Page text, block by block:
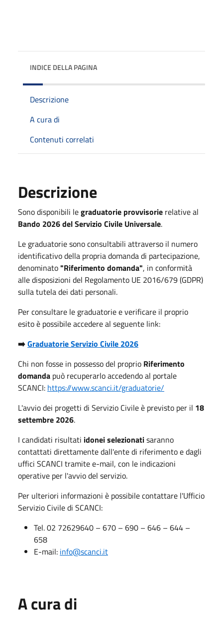
INDICE DELLA PAGINA
Descrizione
A cura di
Contenuti correlati
Descrizione
Sono disponibili legraduatorie provvisorie relative al
Bando 2026 del Servizio Civile Universale.
Le graduatorie sono consultabili attraverso il numero
identificativo della propria domanda di partecipazione,
denominato"Riferimento domanda", in conformità
alle disposizioni del Regolamento UE 2016/679 (GDPR)
sulla tutela dei dati personali.
Per consultare le graduatorie e verificare il proprio
esito è possibile accedere al seguente link:
➡️Graduatorie Servizio Civile 2026
Chi non fosse in possesso del proprio Riferimento
domanda può recuperarlo accedendo al portale
SCANCI: https://www.scanci.it/graduatorie/
L'avvio dei progetti di Servizio Civile è previsto per il 18
settembre 2026.
I candidati risultati idonei selezionatisaranno
contattati direttamente dall'ente di riferimento e dagli
uffici SCANCI tramite e-mail, con le indicazioni
operative per l'avvio del servizio.
Per ulteriori informazioni è possibile contattare l'Ufficio
Servizio Civile di SCANCI:
Tel. 02 72629640 – 670 – 690 – 646 – 644 –
658
E-mail: info@scanci.it
A cura di